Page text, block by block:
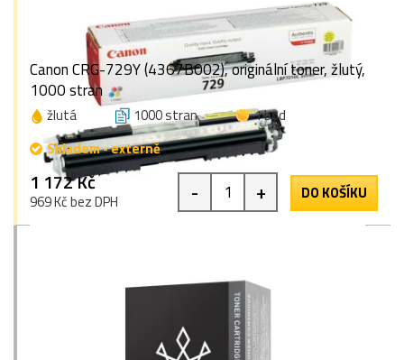
Canon CRG-729Y (4367B002), originální toner, žlutý,
1000 stran
žlutá 1000 stran
1 bod
Skladem - externě
1 172 Kč
969 Kč bez DPH - + DO KOŠÍKU